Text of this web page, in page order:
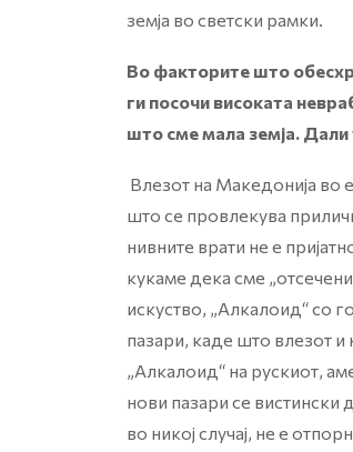
земја во светски рамки.
Во факторите што
ги посочи високата
што сме мала земја. Дали
Влезот на Македонија во
што се провлекува
нивните врати не е
кукаме дека сме
искуство, „Алкалоид“ со
пазари, каде што влезот и
„Алкалоид“ на рускиот,
нови пазари се вистински
во никој случај, не е